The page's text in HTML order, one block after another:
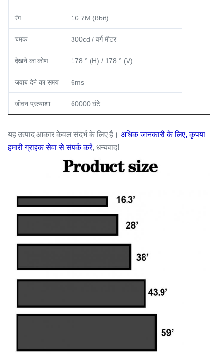
रंग 16.7M (8bit)
चमक 300cd / वर्ग मीटर
देखने का कोण 178 ° (H) / 178 ° (V)
जवाब देने का समय 6ms
जीवन प्रत्याशा 60000 घंटे
यह उत्पाद आकार केवल संदर्भ के लिए है। अधिक जानकारी के लिए, कृपया
हमारी ग्राहक सेवा से संपर्क करें, धन्यवाद!